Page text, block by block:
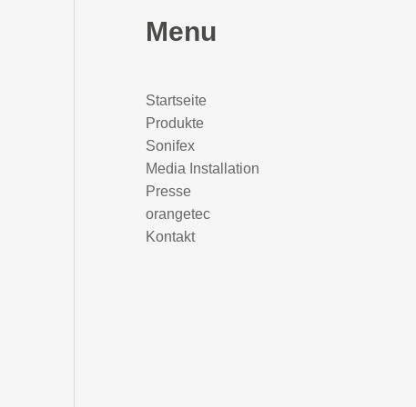
Menu
Startseite
Produkte
Sonifex
Media Installation
Presse
orangetec
Kontakt